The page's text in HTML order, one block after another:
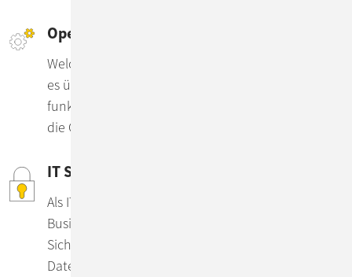
Operability – lang lebe die Software
Welche Eigenschaften benötigt ein System, damit
es über seine Lebensdauer hinweg bestens
funktioniert? Wir automatisieren Software so, dass
die Qualität durchgängig stimmt & steigt.
IT Security Beratung und Services
Als IT-Dienstleister ist IT Security für uns gelebter
Businessalltag. Ob 24/7-Monitoring,
Sicherheitscheck Ihrer Basismaßnahmen oder
Datenschutzkonzept – profitieren Sie ganz nach